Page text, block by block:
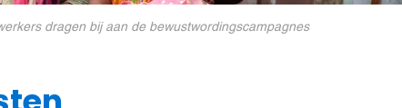
dragen bij aan de bewustwordingscampagnes